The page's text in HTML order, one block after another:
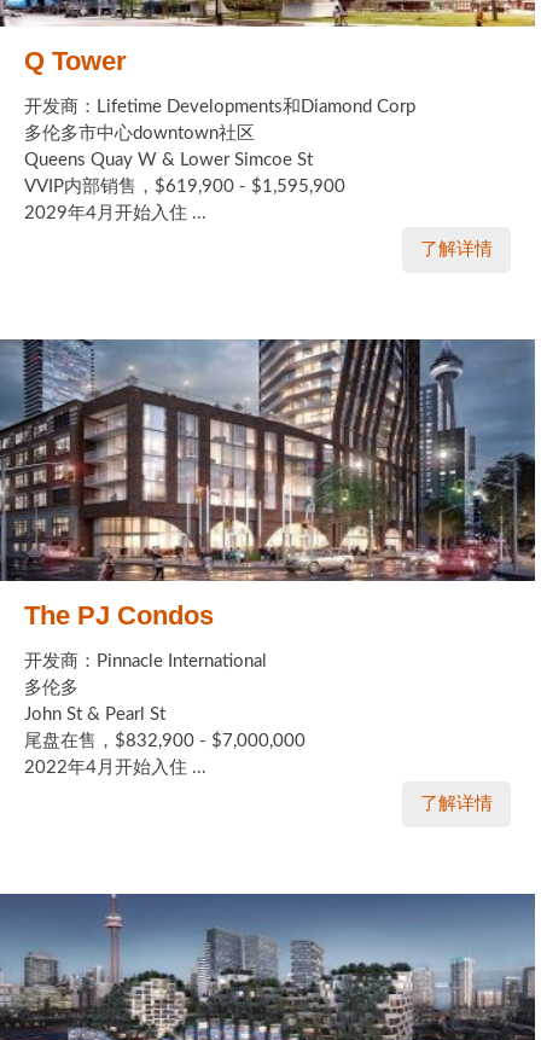
Q Tower
开发商：Lifetime Developments和Diamond Corp
多伦多市中心downtown社区
Queens Quay W & Lower Simcoe St
VVIP内部销售，$619,900 - $1,595,900
2029年4月开始入住 ...
了解详情
The PJ Condos
开发商：Pinnacle International
多伦多
John St & Pearl St
尾盘在售，$832,900 - $7,000,000
2022年4月开始入住 ...
了解详情